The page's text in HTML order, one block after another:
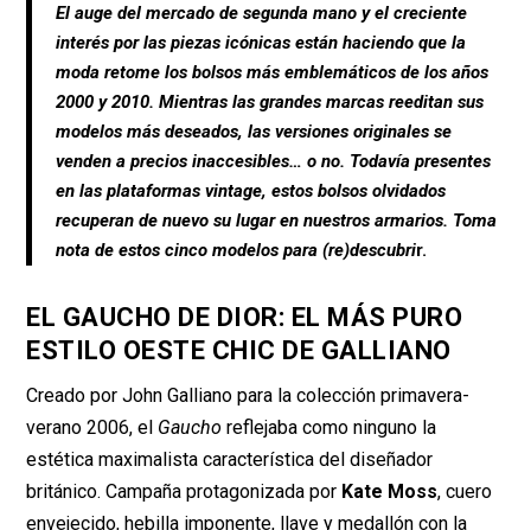
b
o
o
k
s
A
p
p
El auge del mercado de segunda mano y el creciente
interés por las piezas icónicas están haciendo que la
moda retome los bolsos más emblemáticos de los años
2000 y 2010. Mientras las grandes marcas reeditan sus
modelos más deseados, las versiones originales se
venden a precios inaccesibles… o no. Todavía presentes
en las plataformas vintage, estos bolsos olvidados
recuperan de nuevo su lugar en nuestros armarios. Toma
nota de estos cinco modelos para (re)descubrir.
EL GAUCHO DE DIOR: EL MÁS PURO
ESTILO OESTE CHIC DE GALLIANO
Creado por John Galliano para la colección primavera-
verano 2006, el Gaucho reflejaba como ninguno la
estética maximalista característica del diseñador
británico. Campaña protagonizada por Kate Moss, cuero
envejecido, hebilla imponente, llave y medallón con la